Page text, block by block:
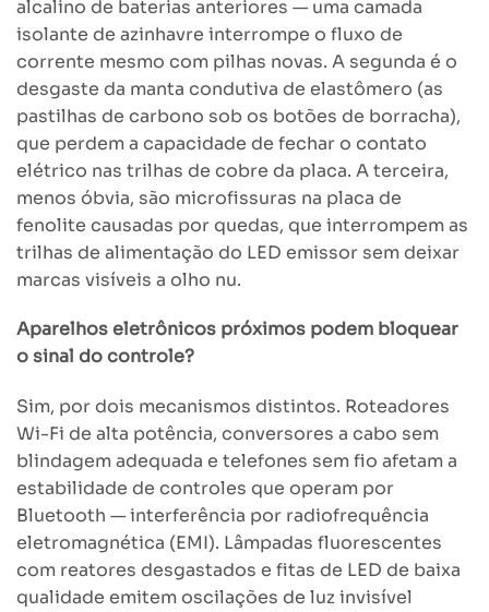
alcalino de baterias anteriores — uma camada
isolante de azinhavre interrompe o fluxo de
corrente mesmo com pilhas novas. A segunda é o
desgaste da manta condutiva de elastômero (as
pastilhas de carbono sob os botões de borracha),
que perdem a capacidade de fechar o contato
elétrico nas trilhas de cobre da placa. A terceira,
menos óbvia, são microfissuras na placa de
fenolite causadas por quedas, que interrompem as
trilhas de alimentação do LED emissor sem deixar
marcas visíveis a olho nu.
Aparelhos eletrônicos próximos podem bloquear
o sinal do controle?
Sim, por dois mecanismos distintos. Roteadores
Wi-Fi de alta potência, conversores a cabo sem
blindagem adequada e telefones sem fio afetam a
estabilidade de controles que operam por
Bluetooth — interferência por radiofrequência
eletromagnética (EMI). Lâmpadas fluorescentes
com reatores desgastados e fitas de LED de baixa
qualidade emitem oscilações de luz invisível